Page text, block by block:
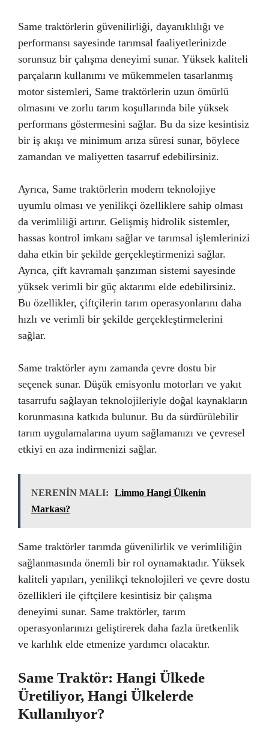
Same traktörlerin güvenilirliği, dayanıklılığı ve
performansı sayesinde tarımsal faaliyetlerinizde
sorunsuz bir çalışma deneyimi sunar. Yüksek kaliteli
parçaların kullanımı ve mükemmelen tasarlanmış
motor sistemleri, Same traktörlerin uzun ömürlü
olmasını ve zorlu tarım koşullarında bile yüksek
performans göstermesini sağlar. Bu da size kesintisiz
bir iş akışı ve minimum arıza süresi sunar, böylece
zamandan ve maliyetten tasarruf edebilirsiniz.
Ayrıca, Same traktörlerin modern teknolojiye
uyumlu olması ve yenilikçi özelliklere sahip olması
da verimliliği artırır. Gelişmiş hidrolik sistemler,
hassas kontrol imkanı sağlar ve tarımsal işlemlerinizi
daha etkin bir şekilde gerçekleştirmenizi sağlar.
Ayrıca, çift kavramalı şanzıman sistemi sayesinde
yüksek verimli bir güç aktarımı elde edebilirsiniz.
Bu özellikler, çiftçilerin tarım operasyonlarını daha
hızlı ve verimli bir şekilde gerçekleştirmelerini
sağlar.
Same traktörler aynı zamanda çevre dostu bir
seçenek sunar. Düşük emisyonlu motorları ve yakıt
tasarrufu sağlayan teknolojileriyle doğal kaynakların
korunmasına katkıda bulunur. Bu da sürdürülebilir
tarım uygulamalarına uyum sağlamanızı ve çevresel
etkiyi en aza indirmenizi sağlar.
NERENİN MALI:
Limmo Hangi Ülkenin
Markası?
Same traktörler tarımda güvenilirlik ve verimliliğin
sağlanmasında önemli bir rol oynamaktadır. Yüksek
kaliteli yapıları, yenilikçi teknolojileri ve çevre dostu
özellikleri ile çiftçilere kesintisiz bir çalışma
deneyimi sunar. Same traktörler, tarım
operasyonlarınızı geliştirerek daha fazla üretkenlik
ve karlılık elde etmenize yardımcı olacaktır.
Same Traktör: Hangi Ülkede
Üretiliyor, Hangi Ülkelerde
Kullanılıyor?